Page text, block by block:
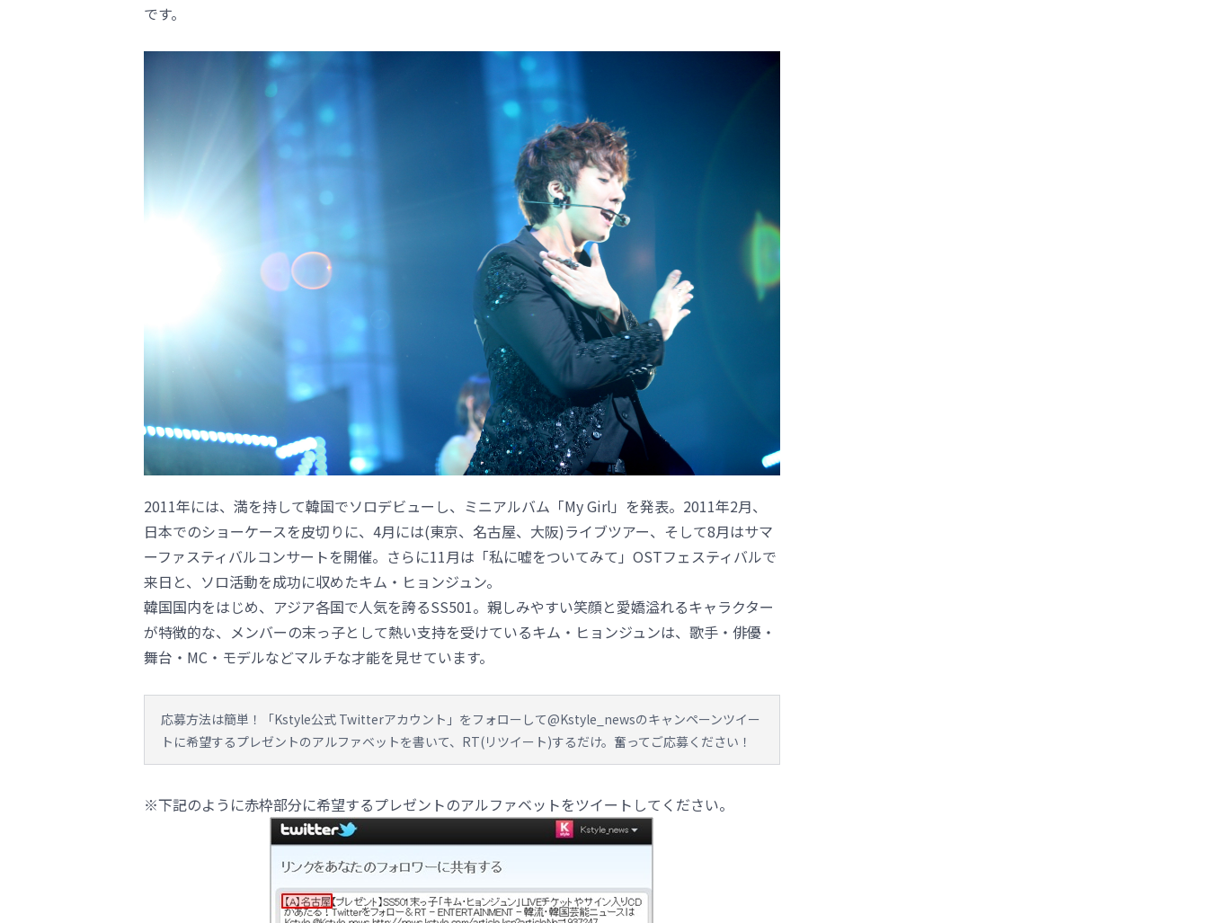
です。
2011年には、満を持して韓国でソロデビューし、ミニアルバム「My Girl」を発表。2011年2月、
日本でのショーケースを皮切りに、4月には(東京、名古屋、大阪)ライブツアー、そして8月はサマ
ーファスティバルコンサートを開催。さらに11月は「私に嘘をついてみて」OSTフェスティバルで
来日と、ソロ活動を成功に収めたキム・ヒョンジュン。
韓国国内をはじめ、アジア各国で人気を誇るSS501。親しみやすい笑顔と愛嬌溢れるキャラクター
が特徴的な、メンバーの末っ子として熱い支持を受けているキム・ヒョンジュンは、歌手・俳優・
舞台・MC・モデルなどマルチな才能を見せています。
応募方法は簡単！「Kstyle公式 Twitterアカウント」をフォローして@Kstyle_newsのキャンペーンツイー
トに希望するプレゼントのアルファベットを書いて、RT(リツイート)するだけ。奮ってご応募ください！
※下記のように赤枠部分に希望するプレゼントのアルファベットをツイートしてください。